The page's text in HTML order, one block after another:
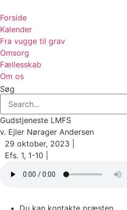
til
indhold
Forside
Kalender
Fra vugge til grav
Omsorg
Fællesskab
Om os
Søg
Gudstjeneste LMFS
v. Ejler Nørager Andersen
29 oktober, 2023 |
Efs. 1, 1-10 |
Du kan kontakte præsten